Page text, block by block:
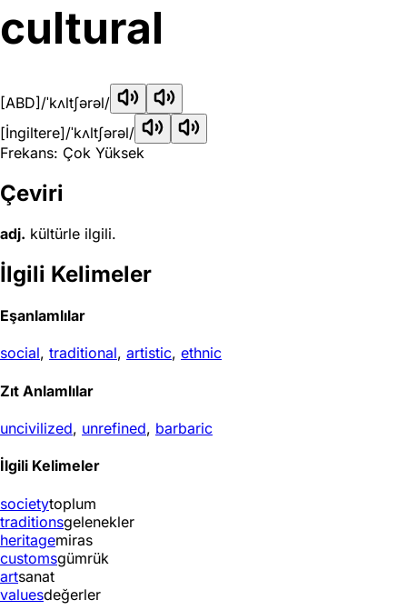
cultural
[ABD] /ˈkʌltʃərəl/
[İngiltere]/ˈkʌltʃərəl/
Frekans: Çok Yüksek
Çeviri
adj. kültürle ilgili.
İlgili Kelimeler
Eşanlamlılar
social, traditional, artistic, ethnic
Zıt Anlamlılar
uncivilized, unrefined, barbaric
İlgili Kelimeler
societytoplum
traditionsgelenekler
heritagemiras
customsgümrük
artsanat
valuesdeğerler